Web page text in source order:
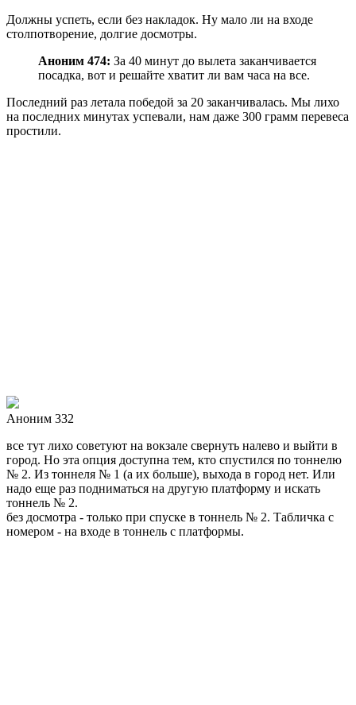
Должны успеть, если без накладок. Ну мало ли на входе
столпотворение, долгие досмотры.
Аноним 474: За 40 минут до вылета заканчивается
посадка, вот и решайте хватит ли вам часа на все.
Последний раз летала победой за 20 заканчивалась. Мы лихо
на последних минутах успевали, нам даже 300 грамм перевеса
простили.
Аноним 332
все тут лихо советуют на вокзале свернуть налево и выйти в
город. Но эта опция доступна тем, кто спустился по тоннелю
№ 2. Из тоннеля № 1 (а их больше), выхода в город нет. Или
надо еще раз подниматься на другую платформу и искать
тоннель № 2.
без досмотра - только при спуске в тоннель № 2. Табличка с
номером - на входе в тоннель с платформы.